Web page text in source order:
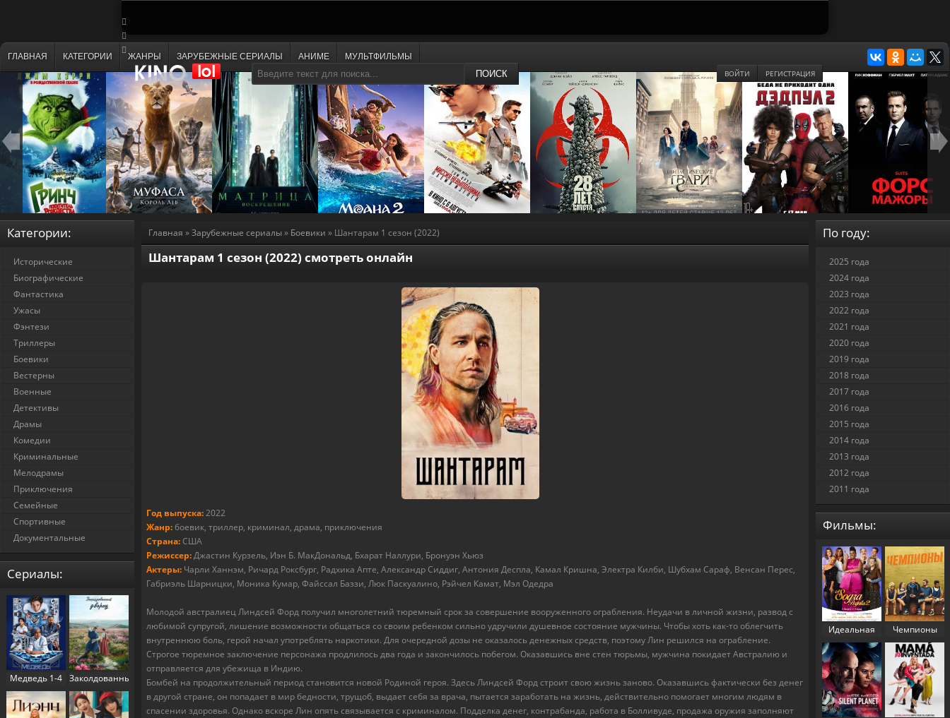
ПОИСК ВОЙТИ РЕГИСТРАЦИЯ
ГЛАВНАЯ КАТЕГОРИИ ЖАНРЫ ЗАРУБЕЖНЫЕ СЕРИАЛЫ АНИМЕ МУЛЬТФИЛЬМЫ
Главная »Зарубежные сериалы» Боевики » Шантарам 1 сезон (2022)
Шантарам 1 сезон (2022) смотреть онлайн
Год выпуска:2022
Жанр:боевик, триллер, криминал, драма, приключения
Страна:США
Режиссер:Джастин Курзель, Иэн Б. МакДональд, Бхарат Наллури, Бронуэн Хьюз
Актеры: Чарли Ханнэм, Ричард Роксбург, Радхика Апте, Александр Сиддиг, Антония Деспла, Камал Кришна, Электра Килби, Шубхам Сараф, Венсан Перес,
Габриэль Шарницки, Моника Кумар, Файссал Баззи, Люк Паскуалино, Рэйчел Камат, Мэл Одедра
Молодой австралиец Линдсей Форд получил многолетний тюремный срок за совершение вооруженного ограбления. Неудачи в личной жизни, развод с
любимой супругой, лишение возможности общаться со своим ребенком сильно удручили душевное состояние мужчины. Чтобы хоть как-то облегчить
внутреннюю боль, герой начал употреблять наркотики. Для очередной дозы не оказалось денежных средств, поэтому Лин решился на ограбление.
Строгое тюремное заключение персонажа продлилось два года и закончилось побегом. Оказавшись вне стен тюрьмы, мужчина покидает Австралию и
отправляется для убежища в Индию.
Бомбей на продолжительный период становится новой Родиной героя. Здесь Линдсей Форд строит свою жизнь заново. Оказавшись фактически без денег
в другой стране, он попадает в мир бедности, трущоб, выдает себя за врача, пытается заработать на жизнь, действительно помогает многим людям в
спасении здоровья. Однако вскоре Лин опять связывается с криминалом. Подделка денег, контрабанда, работа в Болливуде, продажа оружия заполняют
Категории:
Исторические
Биографические
Фантастика
Ужасы
Фэнтези
Триллеры
Боевики
Вестерны
Военные
Детективы
Драмы
Комедии
Криминальные
Мелодрамы
Приключения
Семейные
Спортивные
Документальные
Cериалы:
Медведь 1-4
сезон (2022-
2025)
Заколдованный
дворец 1
сезон (2025)
По году:
2025 года
2024 года
2023 года
2022 года
2021 года
2020 года
2019 года
2018 года
2017 года
2016 года
2015 года
2014 года
2013 года
2012 года
2011 года
Фильмы:
Идеальная
свекровь 2
(2025)
Чемпионы
(2023)